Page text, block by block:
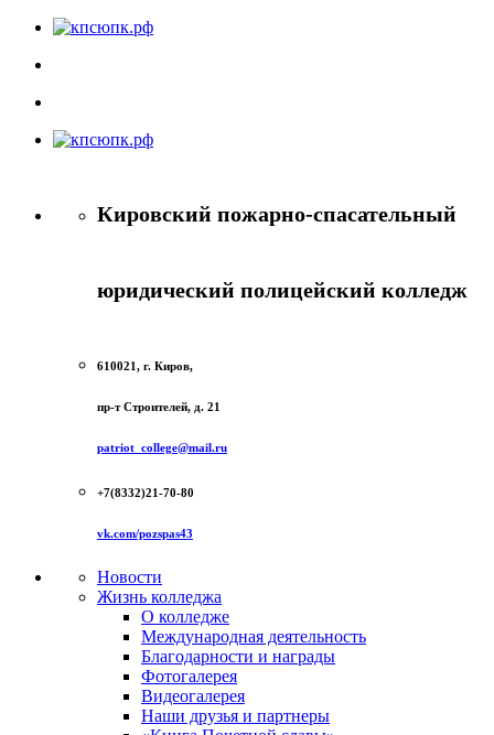
Кировский пожарно-спасательный
юридический полицейский колледж
610021, г. Киров,
пр-т Строителей, д. 21
patriot_college@mail.ru
+7(8332)21-70-80
vk.com/pozspas43
Новости
Жизнь колледжа
О колледже
Международная деятельность
Благодарности и награды
Фотогалерея
Видеогалерея
Наши друзья и партнеры